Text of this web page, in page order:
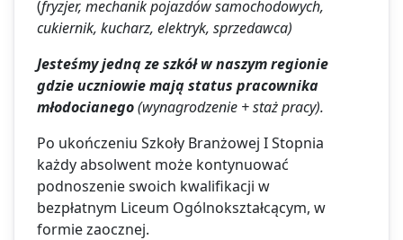
(fryzjer, mechanik pojazdów samochodowych,
cukiernik, kucharz, elektryk, sprzedawca)
Jesteśmy jedną ze szkół w naszym regionie
gdzie uczniowie mają status pracownika
młodocianego(wynagrodzenie + staż pracy).
Po ukończeniu Szkoły Branżowej I Stopnia
każdy absolwent może kontynuować
podnoszenie swoich kwalifikacji w
bezpłatnym Liceum Ogólnokształcącym, w
formie zaocznej.